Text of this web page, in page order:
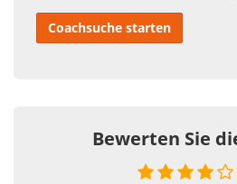
Coachsuche starten
Bewerten Sie